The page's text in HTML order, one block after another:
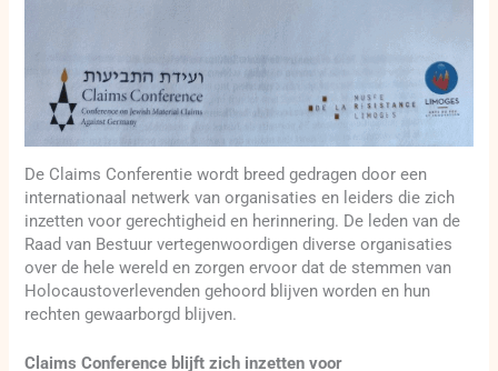
De Claims Conferentie wordt breed gedragen door een
internationaal netwerk van organisaties en leiders die zich
inzetten voor gerechtigheid en herinnering. De leden van de
Raad van Bestuur vertegenwoordigen diverse organisaties
over de hele wereld en zorgen ervoor dat de stemmen van
Holocaustoverlevenden gehoord blijven worden en hun
rechten gewaarborgd blijven.
Claims Conference blijft zich inzetten voor